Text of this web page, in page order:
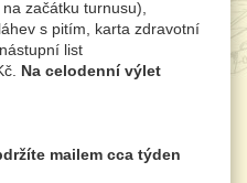
začátku turnusu),
s pitím, karta zdravotní
list
Na celodenní výlet
mailem cca týden